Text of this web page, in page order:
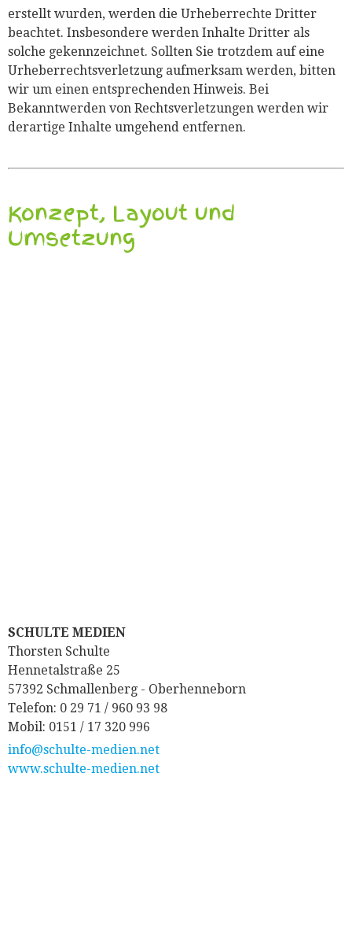
erstellt wurden, werden die Urheberrechte Dritter
beachtet. Insbesondere werden Inhalte Dritter als
solche gekennzeichnet. Sollten Sie trotzdem auf eine
Urheberrechtsverletzung aufmerksam werden, bitten
wir um einen entsprechenden Hinweis. Bei
Bekanntwerden von Rechtsverletzungen werden wir
derartige Inhalte umgehend entfernen.
Konzept, Layout und
Umsetzung
SCHULTE MEDIEN
Thorsten Schulte
Hennetalstraße 25
57392 Schmallenberg - Oberhenneborn
Telefon: 0 29 71 / 960 93 98
Mobil: 0151 / 17 320 996
info@schulte-medien.net
www.schulte-medien.net